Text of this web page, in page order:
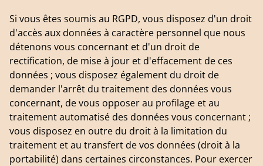
Si vous êtes soumis au RGPD, vous disposez d'un droit
d'accès aux données à caractère personnel que nous
détenons vous concernant et d'un droit de
rectification, de mise à jour et d'effacement de ces
données ; vous disposez également du droit de
demander l'arrêt du traitement des données vous
concernant, de vous opposer au profilage et au
traitement automatisé des données vous concernant ;
vous disposez en outre du droit à la limitation du
traitement et au transfert de vos données (droit à la
portabilité) dans certaines circonstances. Pour exercer